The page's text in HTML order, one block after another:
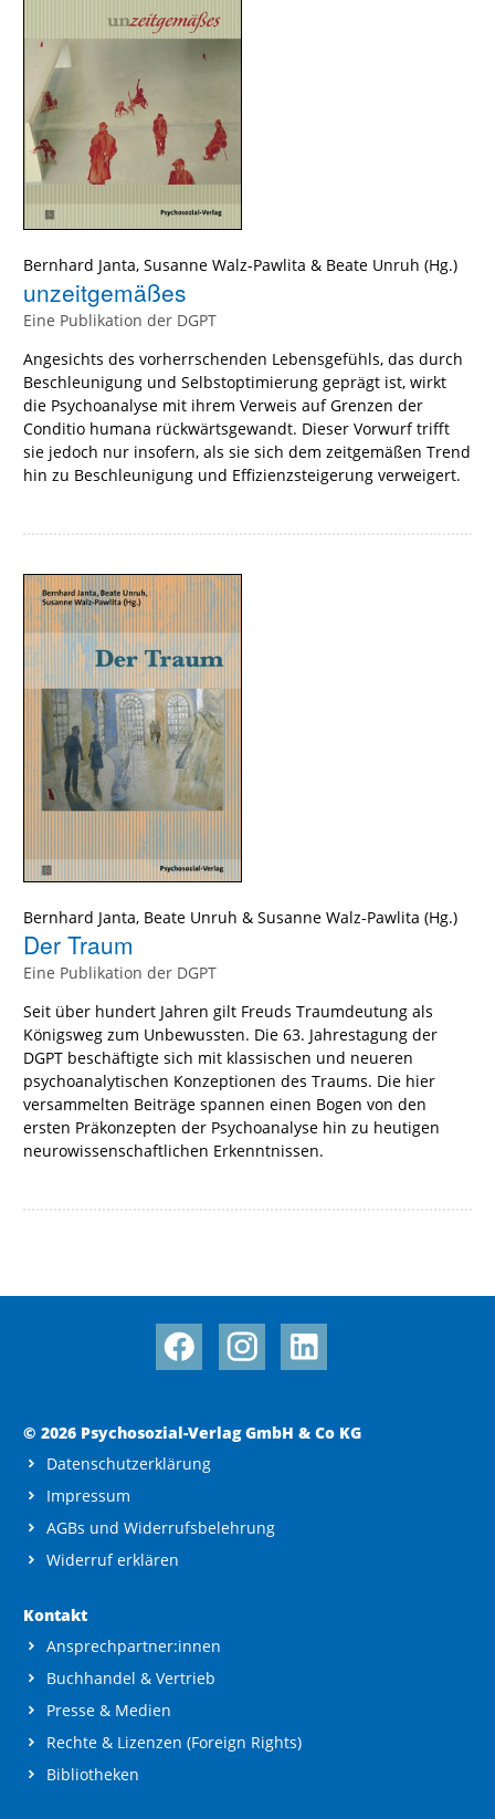
Bernhard Janta, Susanne Walz-Pawlita & Beate Unruh (Hg.)
unzeitgemäßes
Eine Publikation der DGPT
Angesichts des vorherrschenden Lebensgefühls, das durch
Beschleunigung und Selbstoptimierung geprägt ist, wirkt
die Psychoanalyse mit ihrem Verweis auf Grenzen der
Conditio humana rückwärtsgewandt. Dieser Vorwurf trifft
sie jedoch nur insofern, als sie sich dem zeitgemäßen Trend
hin zu Beschleunigung und Effizienzsteigerung verweigert.
Bernhard Janta, Beate Unruh & Susanne Walz-Pawlita (Hg.)
Der Traum
Eine Publikation der DGPT
Seit über hundert Jahren gilt Freuds Traumdeutung als
Königsweg zum Unbewussten. Die 63. Jahrestagung der
DGPT beschäftigte sich mit klassischen und neueren
psychoanalytischen Konzeptionen des Traums. Die hier
versammelten Beiträge spannen einen Bogen von den
ersten Präkonzepten der Psychoanalyse hin zu heutigen
neurowissenschaftlichen Erkenntnissen.
© 2026 Psychosozial-Verlag GmbH & Co KG
Datenschutzerklärung
Impressum
AGBs und Widerrufsbelehrung
Widerruf erklären
Kontakt
Ansprechpartner:innen
Buchhandel & Vertrieb
Presse & Medien
Rechte & Lizenzen (Foreign Rights)
Bibliotheken